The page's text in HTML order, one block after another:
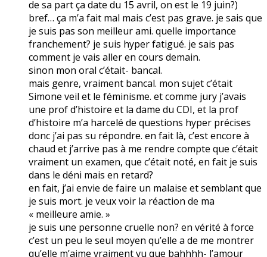
de sa part ça date du 15 avril, on est le 19 juin?)
bref… ça m’a fait mal mais c’est pas grave. je sais que
je suis pas son meilleur ami. quelle importance
franchement? je suis hyper fatigué. je sais pas
comment je vais aller en cours demain.
sinon mon oral c’était- bancal.
mais genre, vraiment bancal. mon sujet c’était
Simone veil et le féminisme. et comme jury j’avais
une prof d’histoire et la dame du CDI, et la prof
d’histoire m’a harcelé de questions hyper précises
donc j’ai pas su répondre. en fait là, c’est encore à
chaud et j’arrive pas à me rendre compte que c’était
vraiment un examen, que c’était noté, en fait je suis
dans le déni mais en retard?
en fait, j’ai envie de faire un malaise et semblant que
je suis mort. je veux voir la réaction de ma
« meilleure amie. »
je suis une personne cruelle non? en vérité à force
c’est un peu le seul moyen qu’elle a de me montrer
qu’elle m’aime vraiment vu que bahhhh- l’amour